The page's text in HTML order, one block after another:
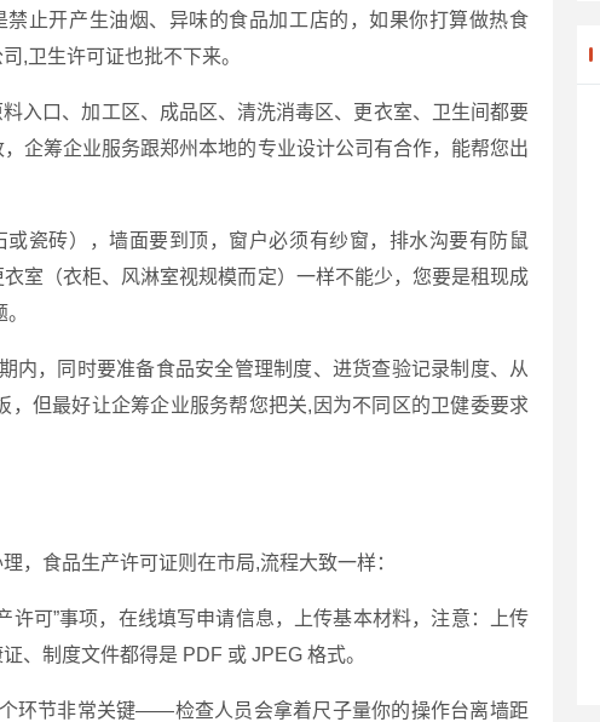
止开产生油烟、异味的食品加工店的，如果你打算做热食
,卫生许可证也批不下来。
入口、加工区、成品区、清洗消毒区、更衣室、卫生间都要
企筹企业服务跟郑州本地的专业设计公司有合作，能帮您出
瓷砖），墙面要到顶，窗户必须有纱窗，排水沟要有防鼠
室（衣柜、风淋室视规模而定）一样不能少，您要是租现成
内，同时要准备食品安全管理制度、进货查验记录制度、从
但最好让企筹企业服务帮您把关,因为不同区的卫健委要求
，食品生产许可证则在市局,流程大致一样：
许可”事项，在线填写申请信息，上传基本材料，注意：上传
、制度文件都得是 PDF 或 JPEG 格式。
环节非常关键——检查人员会拿着尺子量你的操作台离墙距